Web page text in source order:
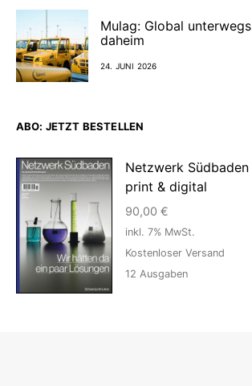
Mulag: Global
daheim
24. JUNI 2026
ABO: JETZT BESTELLEN
Netzwerk
print & digital
90,00 €
inkl. 7% MwSt.
Kostenloser Versand
12 Ausgaben